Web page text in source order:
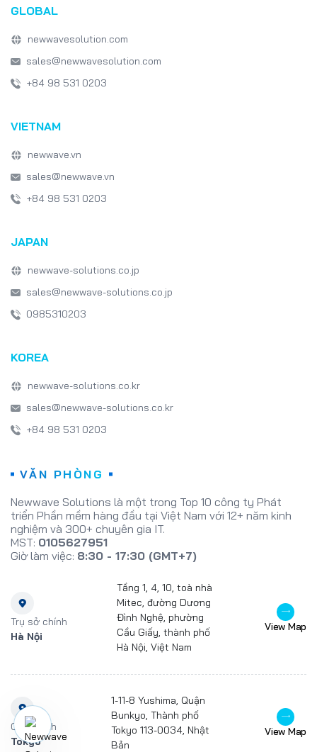
GLOBAL
newwavesolution.com
sales@newwavesolution.com
+84 98 531 0203
VIETNAM
newwave.vn
sales@newwave.vn
+84 98 531 0203
JAPAN
newwave-solutions.co.jp
sales@newwave-solutions.co.jp
0985310203
KOREA
newwave-solutions.co.kr
sales@newwave-solutions.co.kr
+84 98 531 0203
VĂN PHÒNG
Newwave Solutions là một trong Top 10 công ty Phát
triển Phần mềm hàng đầu tại Việt Nam với 12+ năm kinh
nghiệm và 300+ chuyên gia IT.
MST: 0105627951
Giờ làm việc: 8:30 - 17:30 (GMT+7)
Trụ sở chính
Hà Nội
Tầng 1, 4, 10, toà nhà
Mitec, đường Dương
Đình Nghệ, phường
Cầu Giấy, thành phố
Hà Nội, Việt Nam
View Map
Chi nhánh
Tokyo
1-11-8 Yushima, Quận
Bunkyo, Thành phố
Tokyo 113-0034, Nhật
Bản
View Map